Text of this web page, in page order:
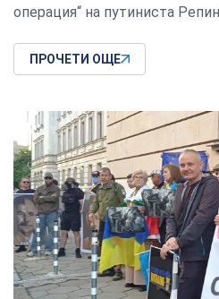
операция“ на путиниста
ПРОЧЕТИ ОЩЕ